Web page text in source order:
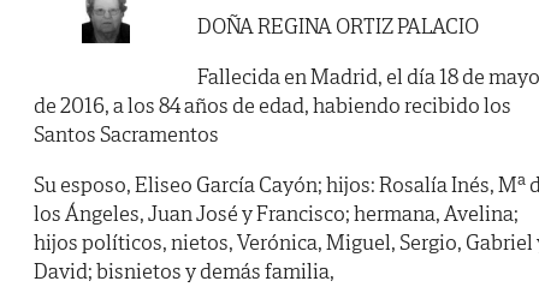
DOÑA REGINA ORTIZ PALACIO
Fallecida en Madrid, el día 18 de mayo
de 2016, a los 84 años de edad, habiendo recibido los
Santos Sacramentos
Su esposo, Eliseo García Cayón; hijos: Rosalía Inés, Mª
los Ángeles, Juan José y Francisco; hermana, Avelina;
hijos políticos, nietos, Verónica, Miguel, Sergio, Gabriel
David; bisnietos y demás familia,